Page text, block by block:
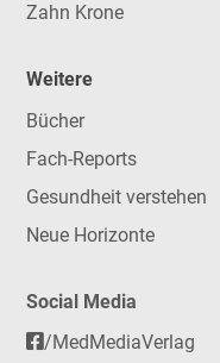
Zahn Krone
Weitere
Bücher
Fach-Reports
Gesundheit verstehen
Neue Horizonte
Social Media
/MedMediaVerlag